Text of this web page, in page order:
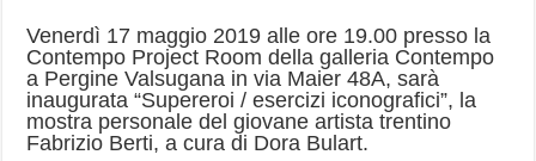
Venerdì 17 maggio 2019 alle ore 19.00 presso la
Contempo Project Room della galleria Contempo
a Pergine Valsugana in via Maier 48A, sarà
inaugurata “Supereroi / esercizi iconografici”, la
mostra personale del giovane artista trentino
Fabrizio Berti, a cura di Dora Bulart.